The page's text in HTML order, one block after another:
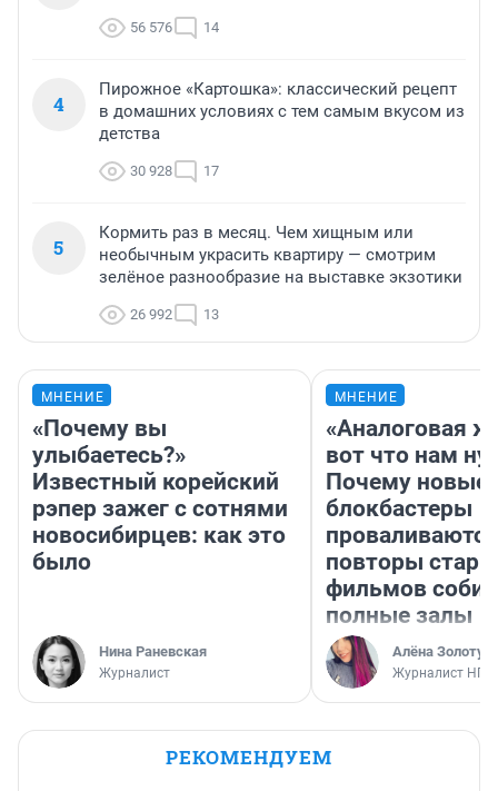
56 576 14
4
Пирожное «Картошка»: классический рецепт
в домашних условиях с тем самым вкусом из
детства
30 928 17
5
Кормить раз в месяц. Чем хищным или
необычным украсить квартиру — смотрим
зелёное разнообразие на выставке экзотики
26 992 13
МНЕНИЕ
«Почему вы
улыбаетесь?»
Известный корейский
рэпер зажег с сотнями
новосибирцев: как это
было
Нина Раневская
Журналист
МНЕНИЕ
«Аналоговая
вот что нам
Почему новые
блокбастеры
повторы
фильмов
полные залы
Алёна
Журналист НГС
РЕКОМЕНДУЕМ